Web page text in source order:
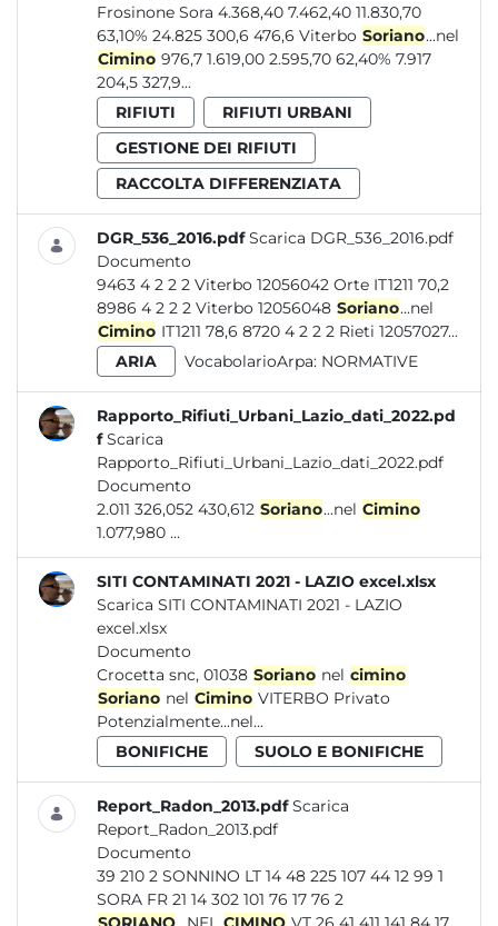
Frosinone Sora 4.368,40 7.462,40 11.830,70
63,10% 24.825 300,6 476,6 Viterbo Soriano...nel
Cimino 976,7 1.619,00 2.595,70 62,40% 7.917
204,5 327,9...
RIFIUTI
RIFIUTI URBANI
GESTIONE DEI RIFIUTI
RACCOLTA DIFFERENZIATA
DGR_536_2016.pdf Scarica DGR_536_2016.pdf
Documento
9463 4 2 2 2 Viterbo 12056042 Orte IT1211 70,2
8986 4 2 2 2 Viterbo 12056048 Soriano...nel
Cimino
IT1211 78,6 8720 4 2 2 2 Rieti 12057027...
ARIA
VocabolarioArpa: NORMATIVE
Rapporto_Rifiuti_Urbani_Lazio_dati_2022.pd
f Scarica
Rapporto_Rifiuti_Urbani_Lazio_dati_2022.pdf
Documento
2.011 326,052 430,612 Soriano...nel Cimino
1.077,980 ...
SITI CONTAMINATI 2021 - LAZIO excel.xlsx
Scarica SITI CONTAMINATI 2021 - LAZIO
excel.xlsx
Documento
Crocetta snc, 01038 Soriano nel cimino
Soriano nel Cimino VITERBO Privato
Potenzialmente...nel...
BONIFICHE
SUOLO E BONIFICHE
Report_Radon_2013.pdf Scarica
Report_Radon_2013.pdf
Documento
39 210 2 SONNINO LT 14 48 225 107 44 12 99 1
SORA FR 21 14 302 101 76 17 76 2